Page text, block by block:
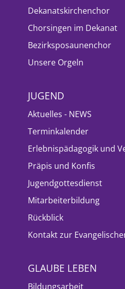
Dekanatskirchenchor
Chorsingen im Dekanat
Bezirksposaunenchor
Unsere Orgeln
JUGEND
Aktuelles - NEWS
Terminkalender
Erlebnispädagogik und
Präpis und Konfis
Jugendgottesdienst
Mitarbeiterbildung
Rückblick
Kontakt zur
GLAUBE LEBEN
Bildungsarbeit